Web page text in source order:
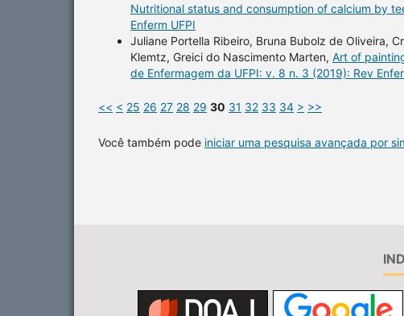
Nutritional status and consumption of calcium by
Enferm UFPI
Juliane Portella Ribeiro, Bruna Bubolz de Oliveira,
Klemtz, Greici do Nascimento Marten, Art of
de Enfermagem da UFPI: v. 8 n. 3 (2019): Rev
<< < 25 26 27 28 29 30 31 32 33 34 > >>
Você também pode iniciar uma pesquisa avançada por